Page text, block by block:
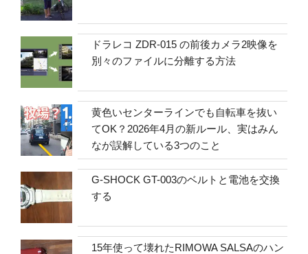
ドラレコ ZDR-015 の前後カメラ2映像を
別々のファイルに分離する方法
黄色いセンターラインでも自転車を抜い
てOK？2026年4月の新ルール、実はみん
なが誤解している3つのこと
G-SHOCK GT-003のベルトと電池を交換
する
15年使って壊れたRIMOWA SALSAのハン